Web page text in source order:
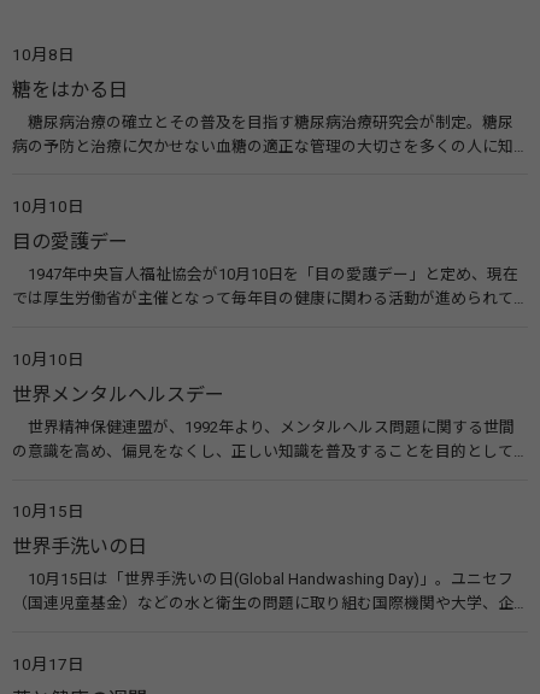
10月8日
糖をはかる日
糖尿病治療の確立とその普及を目指す糖尿病治療研究会が制定。糖尿
病の予防と治療に欠かせない血糖の適正な管理の大切さを多くの人に知
療研究会） 糖尿病ネットワーク
10月10日
目の愛護デー
1947年中央盲人福祉協会が10月10日を「目の愛護デー」と定め、現在
では厚生労働省が主催となって毎年目の健康に関わる活動が進められて
会）
10月10日
世界メンタルヘルスデー
世界精神保健連盟が、1992年より、メンタルヘルス問題に関する世間
の意識を高め、偏見をなくし、正しい知識を普及することを目的として、
す。 関連リンク 世界メンタルヘルスデー（厚生労働省） 働く人のメンタ
ルヘルス・ポータルサイト「こころの耳」（厚生労働省）
10月15日
世界手洗いの日
10月15日は「世界手洗いの日(Global Handwashing Day)」。ユニセフ
（国連児童基金）などの水と衛生の問題に取り組む国際機関や大学、企
10月17日